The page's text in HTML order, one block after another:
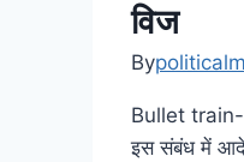
विज
By
Bullet train-
इस संबंध में